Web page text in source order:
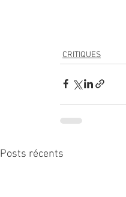
CRITIQUES
Posts récents